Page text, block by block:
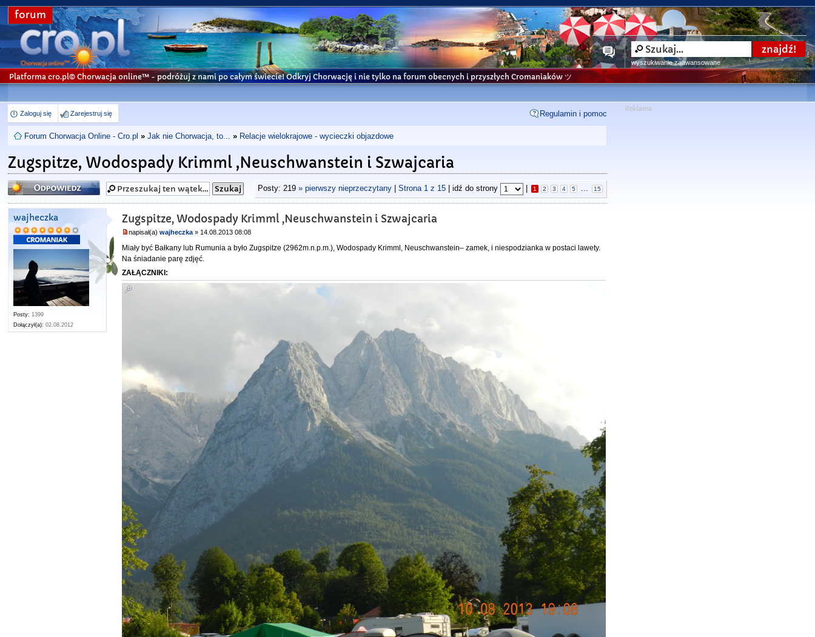
forum
wyszukiwanie zaawansowane
Platforma cro.pl© Chorwacja online™ - podróżuj z nami po całym świecie! Odkryj Chorwację i nie tylko na forum obecnych i przyszłych Cromaniaków ツ
Zaloguj się Zarejestruj się Regulamin i pomoc
Forum Chorwacja Online - Cro.pl » Jak nie Chorwacja, to... » Relacje wielokrajowe - wycieczki objazdowe
Zugspitze, Wodospady Krimml ,Neuschwanstein i Szwajcaria
Odpowiedz Posty: 219 » pierwszy nieprzeczytany| Strona 1z 15| idź do strony 1 2 3 4 5 ... 15
wajheczka
Posty: 1399
Dołączył(a): 02.08.2012
Zugspitze, Wodospady Krimml ,Neuschwanstein i Szwajcaria
napisał(a)wajheczka » 14.08.2013 08:08
Miały być Bałkany lub Rumunia a było Zugspitze (2962m.n.p.m.), Wodospady Krimml, Neuschwanstein– zamek, i niespodzianka w postaci lawety.
Na śniadanie parę zdjęć.
ZAŁĄCZNIKI: